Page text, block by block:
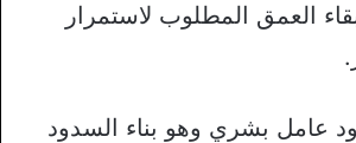
العمق المطلوب لاستمرار
عامل بشري وهو بناء السدود